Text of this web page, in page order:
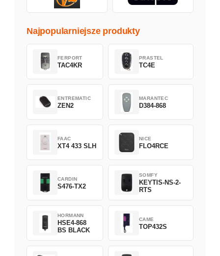
Najpopularniejsze produkty
FERPORT
TAC4KR
PRASTEL
TC4E
ENTREMATIC
ZEN2
MARANTEC
D384-868
FAAC
XT4 433 SLH
NICE
FLO4RCE
CARDIN
S476-TX2
SOMFY
KEYTIS-NS-2-
RTS
HORMANN
HSE4-868
BS BLACK
CAME
TOP432S